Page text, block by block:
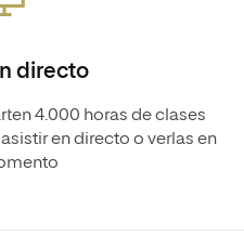
directo
4.000 horas de clases
en directo o verlas en